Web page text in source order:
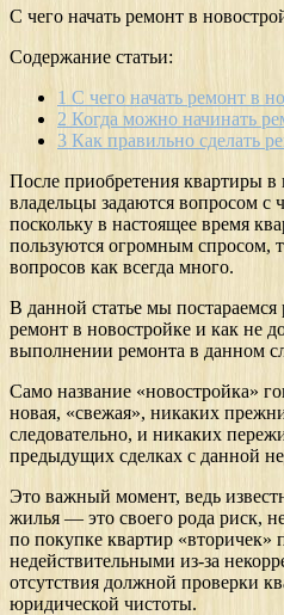
С чего начать ремонт в
Содержание статьи:
1 С чего начать ремонт в
2 Когда можно начинать
3 Как правильно сделать
После приобретения квартиры в
владельцы задаются вопросом с
поскольку в настоящее время
пользуются огромным спросом,
вопросов как всегда много.
В данной статье мы постараемся
ремонт в новостройке и как не
выполнении ремонта в данном
Само название «новостройка»
новая, «свежая», никаких
следовательно, и никаких
предыдущих сделках с данной
Это важный момент, ведь
жилья — это своего рода риск,
по покупке квартир «вторичек»
недействительными из-за
отсутствия должной проверки
юридической чистоты.